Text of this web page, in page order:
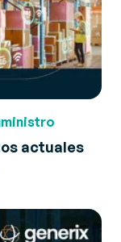
actuales